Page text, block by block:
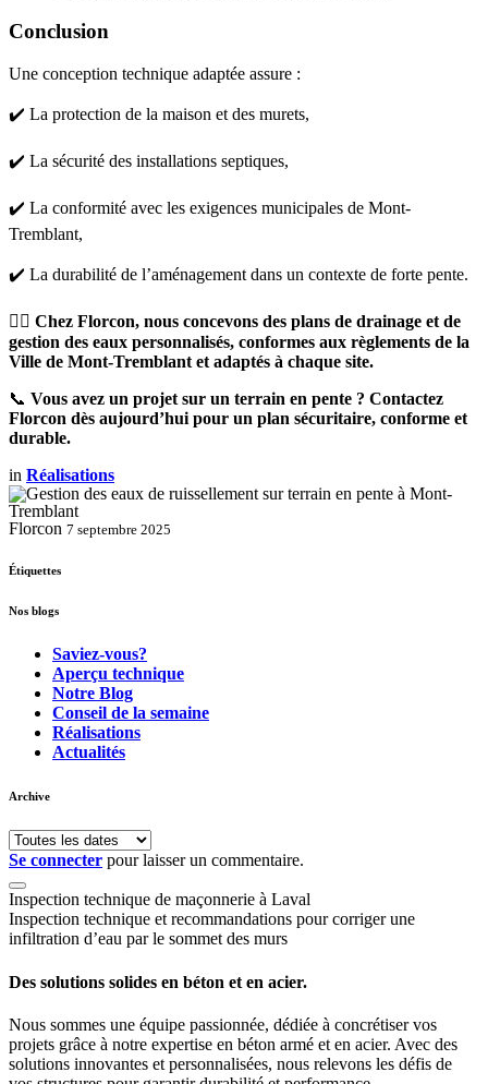
Conclusion
Une conception technique adaptée assure :
✔️ La protection de la maison et des murets,
✔️ La sécurité des installations septiques,
✔️ La conformité avec les exigences municipales de Mont-
Tremblant,
✔️ La durabilité de l’aménagement dans un contexte de forte pente.
👷‍♂️ Chez Florcon, nous concevons des plans de drainage et de
gestion des eaux personnalisés, conformes aux règlements de la
Ville de Mont-Tremblant et adaptés à chaque site.
📞 Vous avez un projet sur un terrain en pente ? Contactez
Florcon dès aujourd’hui pour un plan sécuritaire, conforme et
durable.
in Réalisations
Florcon 7 septembre 2025
Étiquettes
Nos blogs
Saviez-vous?
Aperçu technique
Notre Blog
Conseil de la semaine
Réalisations
Actualités
Archive
Se connecter pour laisser un commentaire.
Inspection technique de maçonnerie à Laval
Inspection technique et recommandations pour corriger une
infiltration d’eau par le sommet des murs
Des solutions solides en béton et en acier.
Nous sommes une équipe passionnée, dédiée à concrétiser vos
projets grâce à notre expertise en béton armé et en acier. Avec des
solutions innovantes et personnalisées, nous relevons les défis de